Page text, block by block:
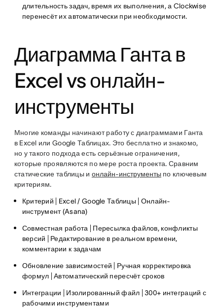
длительность задач, время их выполнения, а Clockwise
перенесёт их автоматически при необходимости.
Диаграмма Ганта в
Excel vs онлайн-
инструменты
Многие команды начинают работу с диаграммами Ганта
в Excel или Google Таблицах. Это бесплатно и знакомо,
но у такого подхода есть серьёзные ограничения,
которые проявляются по мере роста проекта. Сравним
статические таблицы и онлайн-инструменты по ключевым
критериям.
Критерий | Excel / Google Таблицы | Онлайн-
инструмент (Asana)
Совместная работа | Пересылка файлов, конфликты
версий | Редактирование в реальном времени,
комментарии к задачам
Обновление зависимостей | Ручная корректировка
формул | Автоматический пересчёт сроков
Интеграции | Изолированный файл | 300+ интеграций с
рабочими инструментами